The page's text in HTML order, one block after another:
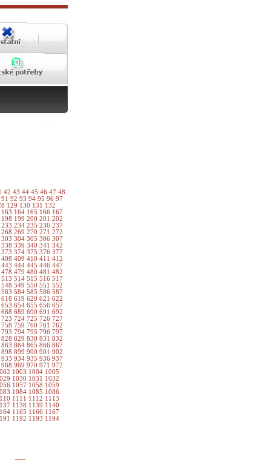
42 43 44 45 46 47 48
91 92 93 94 95 96 97
129 130 131 132
163 164 165 166 167
198 199 200 201 202
233 234 235 236 237
268 269 270 271 272
303 304 305 306 307
338 339 340 341 342
373 374 375 376 377
408 409 410 411 412
443 444 445 446 447
478 479 480 481 482
513 514 515 516 517
548 549 550 551 552
583 584 585 586 587
618 619 620 621 622
653 654 655 656 657
688 689 690 691 692
723 724 725 726 727
758 759 760 761 762
793 794 795 796 797
828 829 830 831 832
863 864 865 866 867
898 899 900 901 902
933 934 935 936 937
968 969 970 971 972
1003 1004 1005
1030 1031 1032
1057 1058 1059
1084 1085 1086
1111 1112 1113
1138 1139 1140
1165 1166 1167
1192 1193 1194